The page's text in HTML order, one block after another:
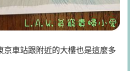
京車站跟附近的大樓也是這麼多